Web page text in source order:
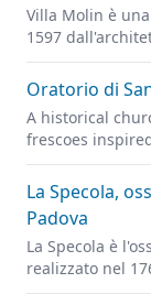
Villa Molin è
1597
1616),
operante a
più importante
Oratorio di
A historical
frescoes
and portraits of
Padua
La Specola,
Padova
La Specola è
realizzato nel
città.